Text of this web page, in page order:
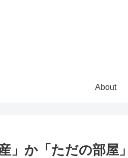
About
」か「ただの部屋